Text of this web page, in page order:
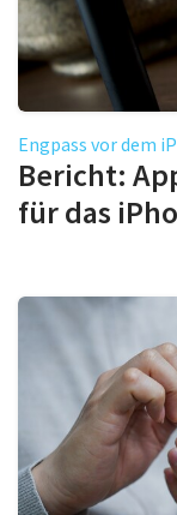
Engpass vor dem
Bericht:
für das